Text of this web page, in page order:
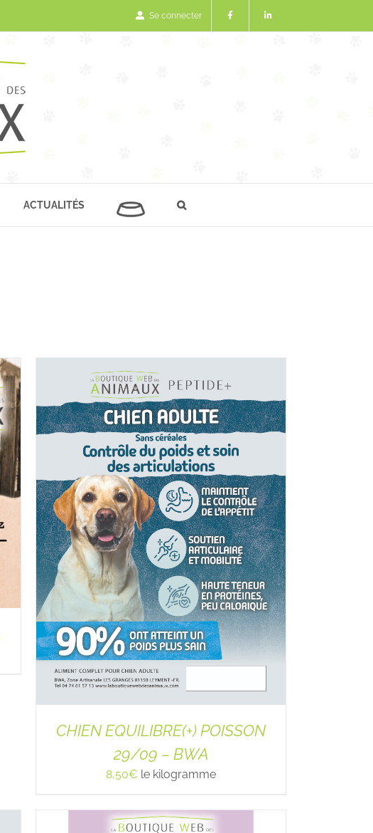
Se connecter
ACTUALITÉS
CHIEN EQUILIBRE(+) POISSON
29/09 – BWA
8,50€ le kilogramme